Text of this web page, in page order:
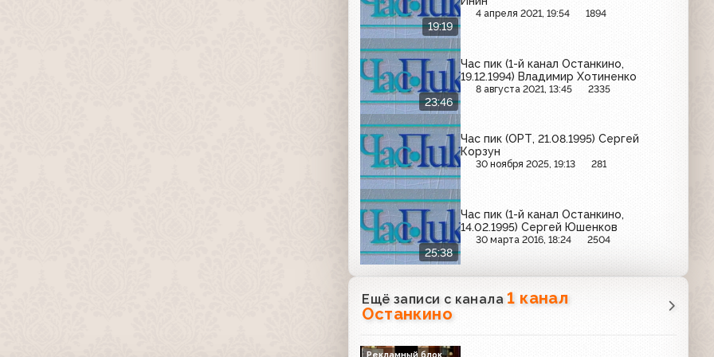
19:19
4 апреля 2021, 19:54 1894
23:46
Час пик (1-й канал Останкино,
19.12.1994) Владимир Хотиненко
8 августа 2021, 13:45 2335
Час пик (ОРТ, 21.08.1995) Сергей
Корзун
30 ноября 2025, 19:13 281
25:38
Час пик (1-й канал Останкино,
14.02.1995) Сергей Юшенков
30 марта 2016, 18:24 2504
Ещё записи с канала1 канал
Останкино
Рекламный блок